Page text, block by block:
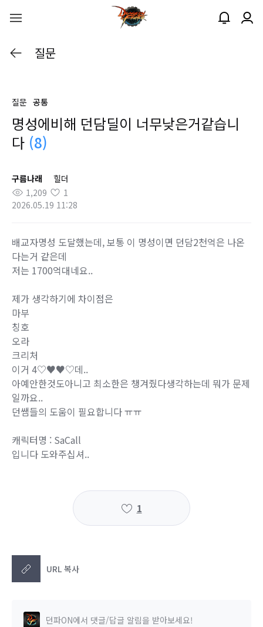
질문
질문 공통
명성에비해 던담딜이 너무낮은거같습니
다 (8)
구름나래
힐더
1,209
1
2026.05.19 11:28
배교자명성 도달했는데, 보통 이 명성이면 던담2천억은 나온
다는거 같은데
저는 1700억대네요..
제가 생각하기에 차이점은
마부
칭호
오라
크리처
이거 4♡♥♥♡데..
아예안한것도아니고 최소한은 챙겨줬다생각하는데 뭐가 문제
일까요..
던쌤들의 도움이 필요합니다 ㅠㅠ
캐릭터명 : SaCall
입니다 도와주십셔..
1
URL 복사
던파ON에서 댓글/답글 알림을 받아보세요!